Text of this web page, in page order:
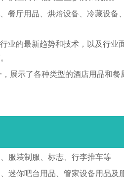
厅用品、烘焙设备、冷藏设备
的最新趋势和技术，以及行业
展示了各种类型的酒店用品和餐
服装制服、标志、行李推车等
迷你吧台用品、管家设备用品及